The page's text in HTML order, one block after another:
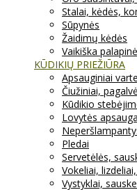
Stalai, kėdės,
Sūpynės
Žaidimų kėdės
Vaikiška palapinė
KŪDIKIŲ PRIEŽIŪRA
Apsauginiai
Čiužiniai,
Kūdikio
Lovytės apsauga
Pledai
Servetėlės,
Vokeliai,
Vystyklai,